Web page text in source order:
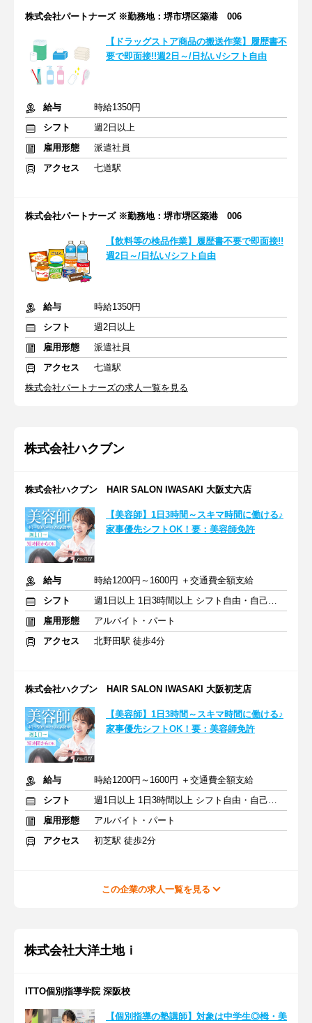
株式会社パートナーズ ※勤務地：堺市堺区築港 006
【ドラッグストア商品の搬送作業】履歴書不
要で即面接!!週2日～/日払い/シフト自由
給与
時給1350円
シフト
週2日以上
雇用形態
派遣社員
アクセス
七道駅
株式会社パートナーズ ※勤務地：堺市堺区築港 006
【飲料等の検品作業】履歴書不要で即面接!!
週2日～/日払い/シフト自由
給与
時給1350円
シフト
週2日以上
雇用形態
派遣社員
アクセス
七道駅
株式会社パートナーズの求人一覧を見る
株式会社ハクブン
株式会社ハクブン HAIR SALON IWASAKI 大阪丈六店
【美容師】1日3時間～スキマ時間に働ける♪
家事優先シフトOK！要：美容師免許
給与
時給1200円～1600円 ＋交通費全額支給
シフト
週1日以上 1日3時間以上 シフト自由・自己申告
雇用形態
アルバイト・パート
アクセス
北野田駅 徒歩4分
株式会社ハクブン HAIR SALON IWASAKI 大阪初芝店
【美容師】1日3時間～スキマ時間に働ける♪
家事優先シフトOK！要：美容師免許
給与
時給1200円～1600円 ＋交通費全額支給
シフト
週1日以上 1日3時間以上 シフト自由・自己申告
雇用形態
アルバイト・パート
アクセス
初芝駅 徒歩2分
この企業の求人一覧を見る
株式会社大洋土地ｉ
ITTO個別指導学院 深阪校
【個別指導の塾講師】対象は中学生◎栂・美